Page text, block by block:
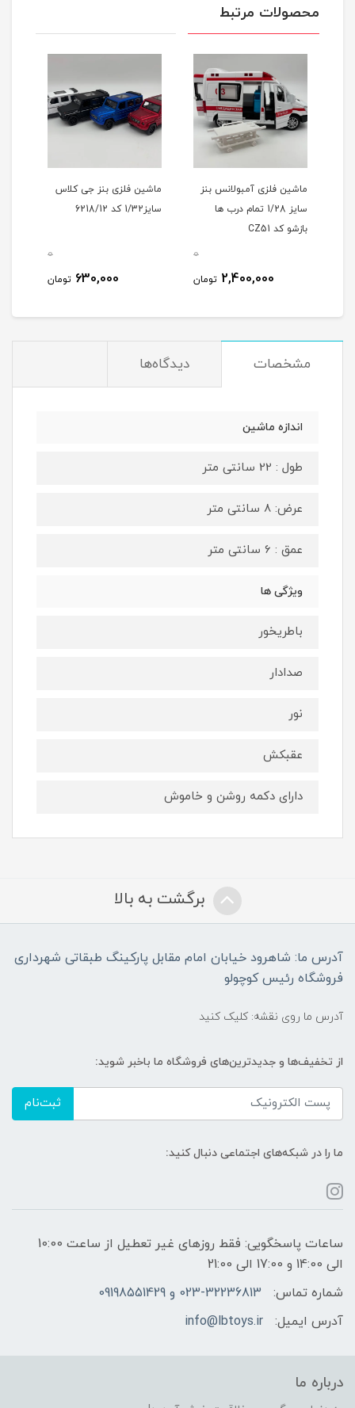
محصولات مرتبط
ماشین فلزی آمبولانس بنز
سایز 1/28 تمام درب ها
بازشو کد CZ51
0
2,400,000 تومان
ماشین فلزی بنز جی کلاس
سایز1/32 کد 6218/12
0
630,000 تومان
مشخصات دیدگاه‌ها
اندازه ماشین
طول : 22 سانتی متر
عرض: 8 سانتی متر
عمق : 6 سانتی متر
ویژگی ها
باطریخور
صدادار
نور
عقبکش
دارای دکمه روشن و خاموش
برگشت به بالا
آدرس ما: شاهرود خیابان امام مقابل پارکینگ طبقاتی شهرداری
فروشگاه رئیس کوچولو
آدرس ما روی نقشه: کلیک کنید
از تخفیف‌ها و جدیدترین‌های فروشگاه ما باخبر شوید:
ثبت‌نام
ما را در شبکه‌های اجتماعی دنبال کنید:
ساعات پاسخگویی: فقط روزهای غیر تعطیل از ساعت 10:00
الی 14:00 و 17:00 الی 21:00
شماره تماس:
023-32236813 و 09198551429
آدرس ایمیل:
info@lbtoys.ir
درباره ما